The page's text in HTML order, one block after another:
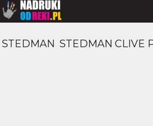
STEDMAN STEDMAN CLIVE